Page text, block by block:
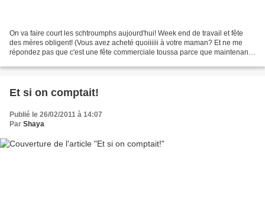
On va faire court les schtroumphs aujourd'hui! Week end de travail et fête
des mères obligent! (Vous avez acheté quoiiiiii à votre maman? Et ne me
répondez pas que c'est une fête commerciale toussa parce que maintenant
Et si on comptait!
Publié le 26/02/2011 à 14:07
Par Shaya